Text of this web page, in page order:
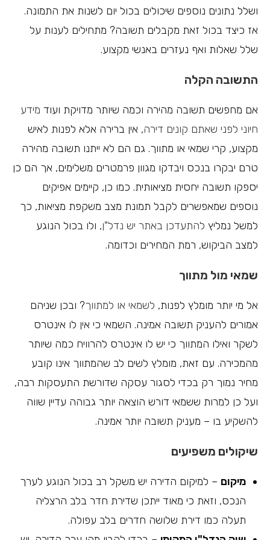
ושלל נתונים נוספים שיכולים בכול יום לשנות את התמונה.
אז כיצד בכול זאת מקבלים תשובה? מתחילים לענות על
שלל שאלות ואף נעזרים באנשי מקצוע.
התשובה הקלה
אם מחפשים תשובה מהירה וכמה שיותר מדויקת ועוד מידע
חיוני לפני שאתם קונים דירה, אין ברירה אלא לפנות לאיש
מקצוע, קרי שמאי או מתווך. גם הם לא ייתנו תשובה מהירה
טרם יבקרו בנכס ויבדקו מגוון פרמטרים משלימים, אך הם כן
יספקו תשובה יחסית מציאותית. כמו כן, קיימים אפיקים
נוספים שמאפשרים לקבל תמונת מצב משקפת מציאות, כך
למשל נמליץ להתעדכן באתר יש נדל"ן, ולו בכול הנוגע
למצב הביקוש, רמת המחירים וכדומה.
שמאי מול מתווך
אל מי יותר מומלץ לפנות, לשמאי או למתווך? ובכן שניהם
אמורים להעניק תשובה אמינה. השמאי כי אין לו אינטרס
לשקר ואילו המתווך כי יש לו אינטרס להרוויח כמה שיותר
מהמכירה. עם זאת, מומלץ לשים לב שהמתווך אינו קובע
מחיר נמוך רק בכדי לסגור עסקה שדורשת התעסקות רבה,
ועל כן למרות ששמאי דורש הוצאה יותר גבוהה עדיין שווה
להשקיע בו – מעניק תשובה יותר אמינה.
שיקולים משפיעים
מיקום – למיקום הדירה יש משקל רב בכול הנוגע לערך
הנכס, וזאת כי מאוד ייתכן שדירת חדר בלב הרצליה
תעלה כמו דירת שלושה חדרים בלב עפולה.